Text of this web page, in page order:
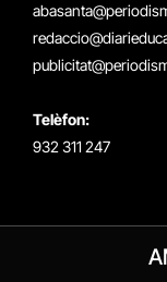
Telèfon:
932 311 247